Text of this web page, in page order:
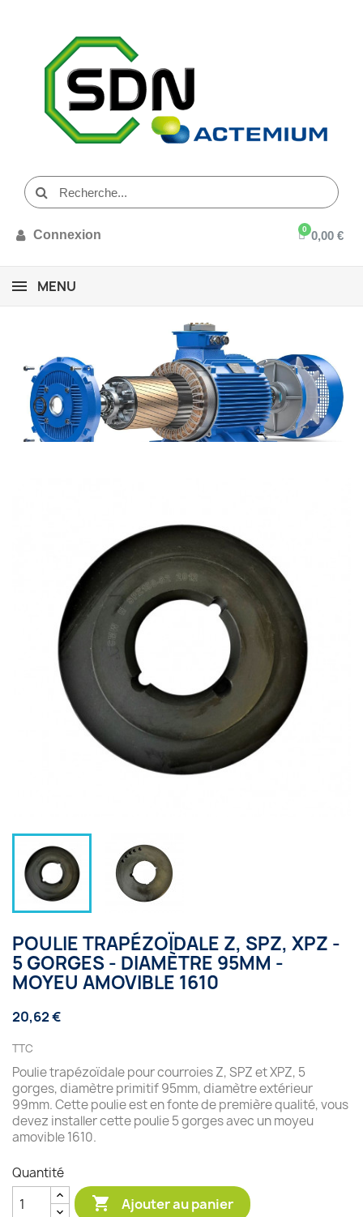
Connexion 0,00 €
MENU
POULIE TRAPÉZOÏDALE Z, SPZ, XPZ -
5 GORGES - DIAMÈTRE 95MM -
MOYEU AMOVIBLE 1610
20,62 €
TTC
Poulie trapézoïdale pour courroies Z, SPZ et XPZ, 5
gorges, diamètre primitif 95mm, diamètre extérieur
99mm. Cette poulie est en fonte de première qualité, vous
devez installer cette poulie 5 gorges avec un moyeu
amovible 1610.
Quantité
 Ajouter au panier